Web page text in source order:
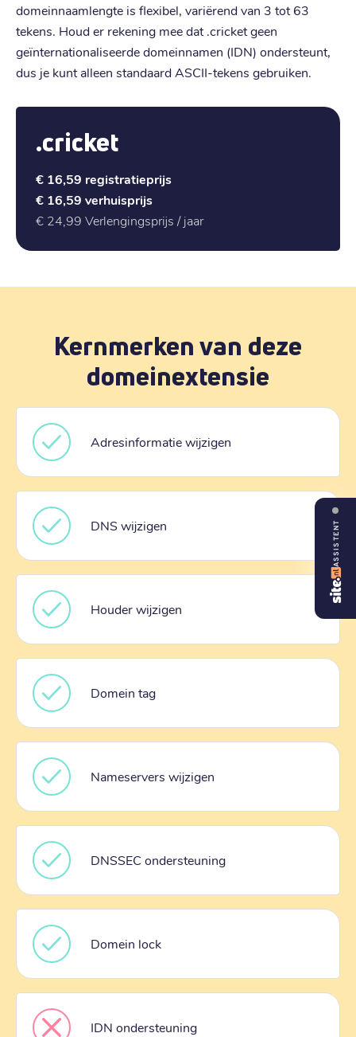
domeinnaamlengte is flexibel, variërend van 3 tot 63
tekens. Houd er rekening mee dat .cricket geen
geïnternationaliseerde domeinnamen (IDN) ondersteunt,
dus je kunt alleen standaard ASCII-tekens gebruiken.
.cricket
€ 16,59 registratieprijs
€ 16,59 verhuisprijs
€ 24,99 Verlengingsprijs / jaar
Kernmerken van deze
domeinextensie
Adresinformatie wijzigen
DNS wijzigen
Houder wijzigen
Domein tag
Nameservers wijzigen
DNSSEC ondersteuning
Domein lock
IDN ondersteuning
ASSISTENT